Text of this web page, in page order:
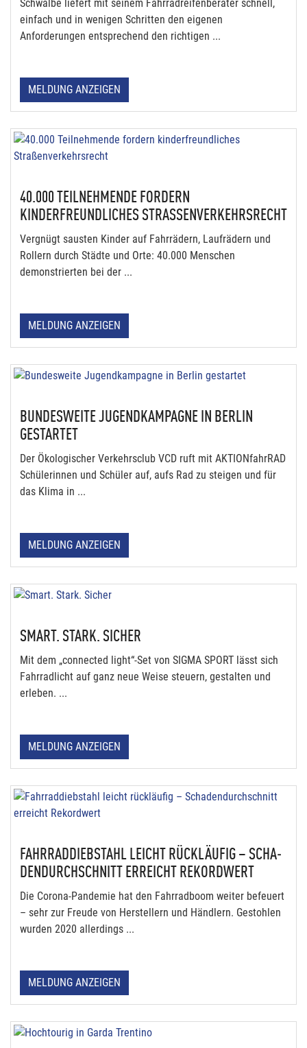
Schwalbe liefert mit seinem Fahrradreifenberater schnell,
einfach und in wenigen Schritten den eigenen
Anforderungen entsprechend den richtigen ...
MELDUNG ANZEIGEN
40.000 TEILNEHMENDE FORDERN
KINDERFREUNDLICHES STRASSENVERKEHRSRECHT
Vergnügt sausten Kinder auf Fahrrädern, Laufrädern und
Rollern durch Städte und Orte: 40.000 Menschen
demonstrierten bei der ...
MELDUNG ANZEIGEN
BUNDESWEITE JUGENDKAMPAGNE IN BERLIN
GESTARTET
Der Ökologischer Verkehrsclub VCD ruft mit AKTIONfahrRAD
Schülerinnen und Schüler auf, aufs Rad zu steigen und für
das Klima in ...
MELDUNG ANZEIGEN
SMART. STARK. SICHER
Mit dem „connected light“-Set von SIGMA SPORT lässt sich
Fahrradlicht auf ganz neue Weise steuern, gestalten und
erleben. ...
MELDUNG ANZEIGEN
FAHR­R­AD­DIEB­STAHL LEICHT RÜCK­LÄU­FIG – SCHA­
DEN­DURCH­SCHNITT ERREICHT REKORD­WERT
Die Corona-Pandemie hat den Fahrradboom weiter befeuert
– sehr zur Freude von Herstellern und Händlern. Gestohlen
wurden 2020 allerdings ...
MELDUNG ANZEIGEN